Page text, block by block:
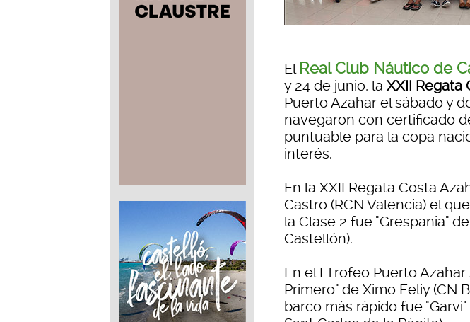
El Real Club Náutico de
y 24 de junio, la XXII Regata
Puerto Azahar el sábado y
navegaron con certificado
puntuable para la copa
interés.
En la XXII Regata Costa
Castro (RCN Valencia) el
la Clase 2 fue "Grespania"
Castellón).
En el I Trofeo Puerto
Primero" de Ximo Feliy (CN
barco más rápido fue